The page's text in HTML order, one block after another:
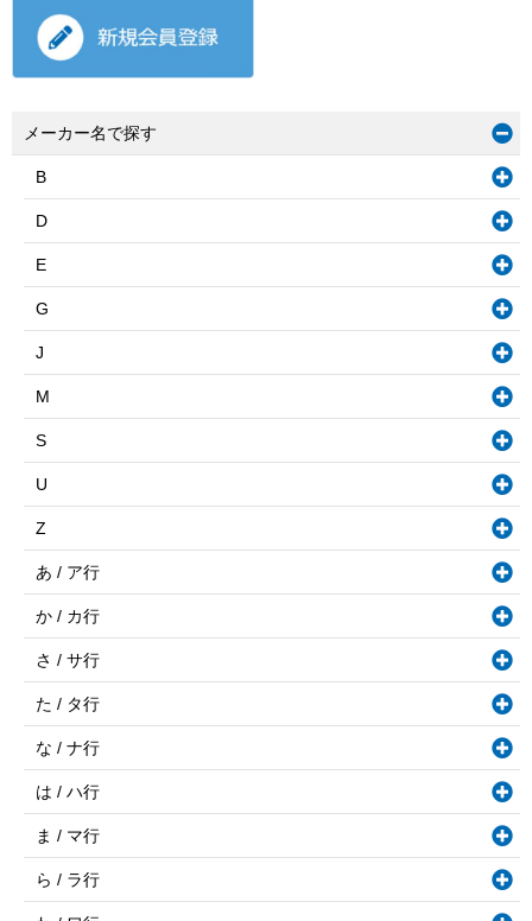
メーカー名で探す
B
D
E
G
J
M
S
U
Z
あ / ア行
か / カ行
さ / サ行
た / タ行
な / ナ行
は / ハ行
ま / マ行
ら / ラ行